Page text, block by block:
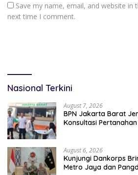
Save my name, email, and website in
next time I comment.
Nasional Terkini
August 7, 2026
BPN Jakarta Barat
Konsultasi
August 6, 2026
Kunjungi Dankorps
Metro Jaya dan